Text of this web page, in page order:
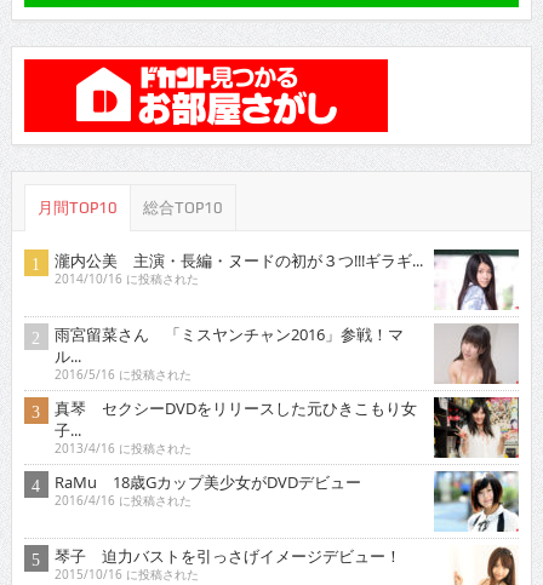
月間TOP10 総合TOP10
瀧内公美 主演・長編・ヌードの初が３つ!!!ギラギ...
2014/10/16 に投稿された
雨宮留菜さん 「ミスヤンチャン2016」参戦！マ
ル...
2016/5/16 に投稿された
真琴 セクシーDVDをリリースした元ひきこもり女
子...
2013/4/16 に投稿された
RaMu 18歳Gカップ美少女がDVDデビュー
2016/4/16 に投稿された
琴子 迫力バストを引っさげイメージデビュー！
2015/10/16 に投稿された